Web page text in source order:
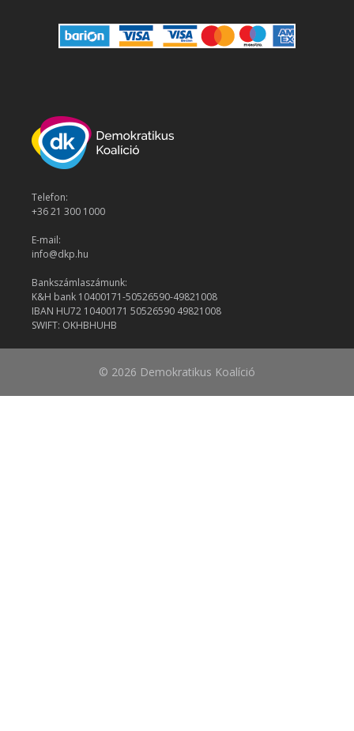
Telefon:
+36 21 300 1000
E-mail:
info@dkp.hu
Bankszámlaszámunk:
K&H bank 10400171-50526590-49821008
IBAN HU72 10400171 50526590 49821008
SWIFT: OKHBHUHB
© 2026 Demokratikus Koalíció